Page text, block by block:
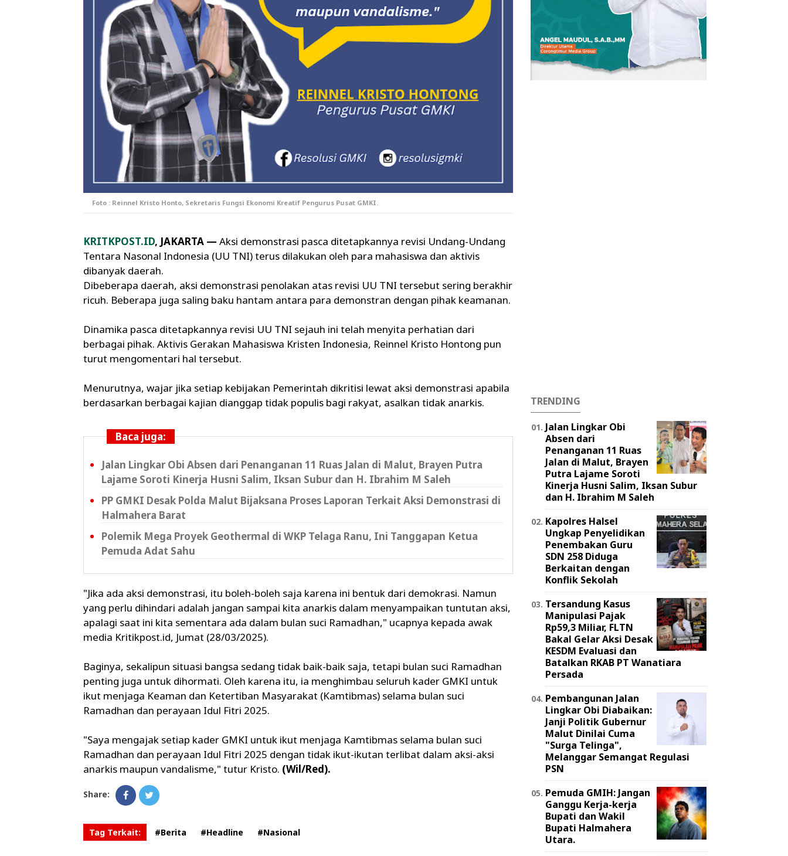
Foto : Reinnel Kristo Honto, Sekretaris Fungsi Ekonomi Kreatif Pengurus Pusat GMKI.
KRITKPOST.ID, JAKARTA — Aksi demonstrasi pasca ditetapkannya revisi Undang-Undang
Tentara Nasonal Indonesia (UU TNI) terus dilakukan oleh para mahasiswa dan aktivis
dibanyak daerah.
Dibeberapa daerah, aksi demonstrasi penolakan atas revisi UU TNI tersebut sering berakhir
ricuh. Beberapa juga saling baku hantam antara para demonstran dengan pihak keamanan.
Dinamika pasca ditetapkannya revisi UU TNI sejauh ini telah menyita perhatian dari
berbagai pihak. Aktivis Gerakan Mahasiswa Kristen Indonesia, Reinnel Kristo Hontong pun
turut mengomentari hal tersebut.
Menurutnya, wajar jika setiap kebijakan Pemerintah dikritisi lewat aksi demonstrasi apabila
berdasarkan berbagai kajian dianggap tidak populis bagi rakyat, asalkan tidak anarkis.
Baca juga:
Jalan Lingkar Obi Absen dari Penanganan 11 Ruas Jalan di Malut, Brayen Putra
Lajame Soroti Kinerja Husni Salim, Iksan Subur dan H. Ibrahim M Saleh
PP GMKI Desak Polda Malut Bijaksana Proses Laporan Terkait Aksi Demonstrasi di
Halmahera Barat
Polemik Mega Proyek Geothermal di WKP Telaga Ranu, Ini Tanggapan Ketua
Pemuda Adat Sahu
"Jika ada aksi demonstrasi, itu boleh-boleh saja karena ini bentuk dari demokrasi. Namun
yang perlu dihindari adalah jangan sampai kita anarkis dalam menyampaikan tuntutan aksi,
apalagi saat ini kita sementara ada dalam bulan suci Ramadhan," ucapnya kepada awak
media Kritikpost.id, Jumat (28/03/2025).
Baginya, sekalipun situasi bangsa sedang tidak baik-baik saja, tetapi bulan suci Ramadhan
penting juga untuk dihormati. Oleh karena itu, ia menghimbau seluruh kader GMKI untuk
ikut menjaga Keaman dan Ketertiban Masyarakat (Kamtibmas) selama bulan suci
Ramadhan dan perayaan Idul Fitri 2025.
"Saya mengajak setiap kader GMKI untuk ikut menjaga Kamtibmas selama bulan suci
Ramadhan dan perayaan Idul Fitri 2025 dengan tidak ikut-ikutan terlibat dalam aksi-aksi
anarkis maupun vandalisme," tutur Kristo. (Wil/Red).
Share:
Tag Terkait: #Berita #Headline #Nasional
TRENDING
Jalan Lingkar Obi
Absen dari
Penanganan 11 Ruas
Jalan di Malut, Brayen
Putra Lajame Soroti
Kinerja Husni Salim, Iksan Subur
dan H. Ibrahim M Saleh
Kapolres Halsel
Ungkap Penyelidikan
Penembakan Guru
SDN 258 Diduga
Berkaitan dengan
Konflik Sekolah
Tersandung Kasus
Manipulasi Pajak
Rp59,3 Miliar, FLTN
Bakal Gelar Aksi Desak
KESDM Evaluasi dan
Batalkan RKAB PT Wanatiara
Persada ‎
Pembangunan Jalan
Lingkar Obi Diabaikan:
Janji Politik Gubernur
Malut Dinilai Cuma
"Surga Telinga",
Melanggar Semangat Regulasi
PSN ‎
Pemuda GMIH: Jangan
Ganggu Kerja-kerja
Bupati dan Wakil
Bupati Halmahera
Utara.